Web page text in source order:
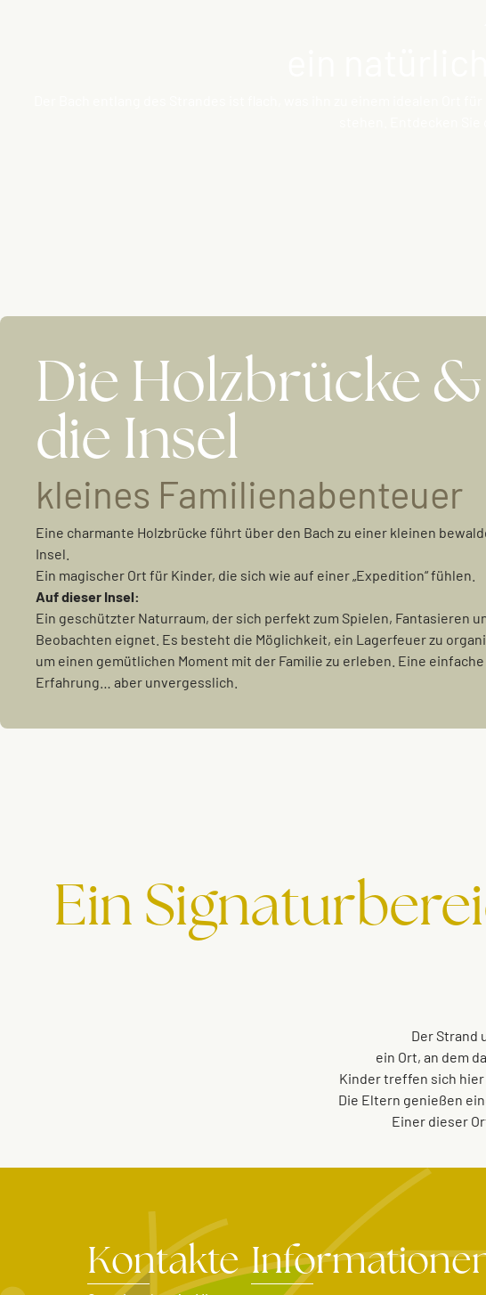
Die Holzbrücke &
die Insel
kleines Familienabenteuer
Eine charmante Holzbrücke führt über den Bach zu einer kleinen
Insel.
Ein magischer Ort für Kinder, die sich wie auf einer „Expedition“ fühlen.
Auf dieser Insel:
Ein geschützter Naturraum, der sich perfekt zum Spielen, Fantasieren
Beobachten eignet. Es besteht die Möglichkeit, ein Lagerfeuer zu
um einen gemütlichen Moment mit der Familie zu erleben. Eine einfache
Erfahrung… aber unvergesslich.
Ein
Der Strand
ein Ort, an dem
Kinder treffen sich hier
Die Eltern genießen
Einer dieser
Kontakte